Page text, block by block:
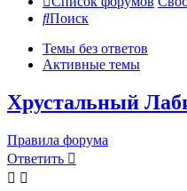
Поиск
Темы без ответов
Активные темы
Хрустальный
Правила форума
Ответить